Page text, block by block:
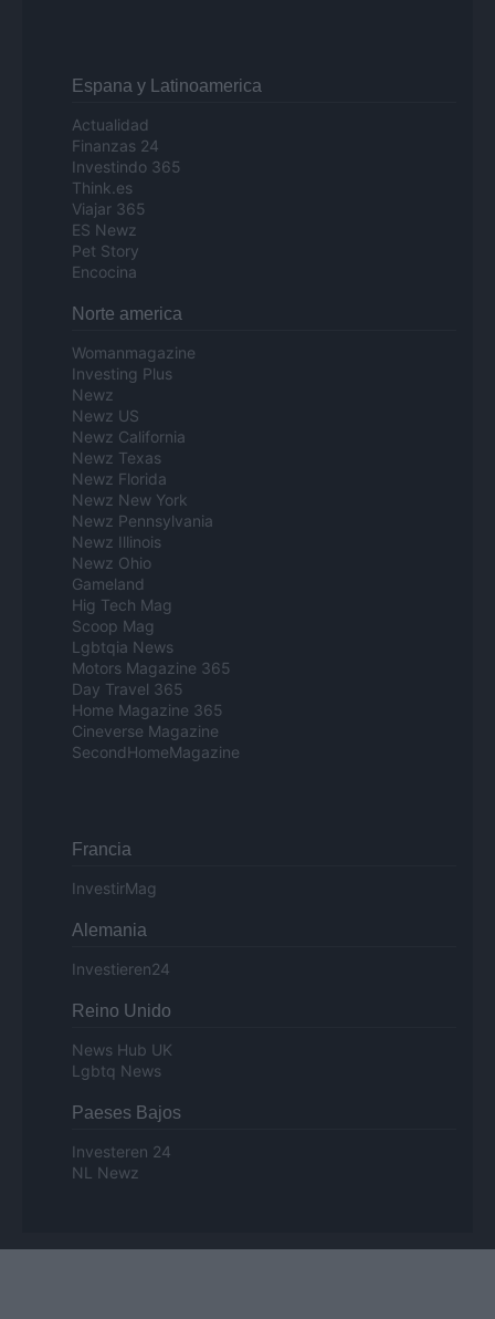
Espana y Latinoamerica
Actualidad
Finanzas 24
Investindo 365
Think.es
Viajar 365
ES Newz
Pet Story
Encocina
Norte america
Womanmagazine
Investing Plus
Newz
Newz US
Newz California
Newz Texas
Newz Florida
Newz New York
Newz Pennsylvania
Newz Illinois
Newz Ohio
Gameland
Hig Tech Mag
Scoop Mag
Lgbtqia News
Motors Magazine 365
Day Travel 365
Home Magazine 365
Cineverse Magazine
SecondHomeMagazine
Francia
InvestirMag
Alemania
Investieren24
Reino Unido
News Hub UK
Lgbtq News
Paeses Bajos
Investeren 24
NL Newz